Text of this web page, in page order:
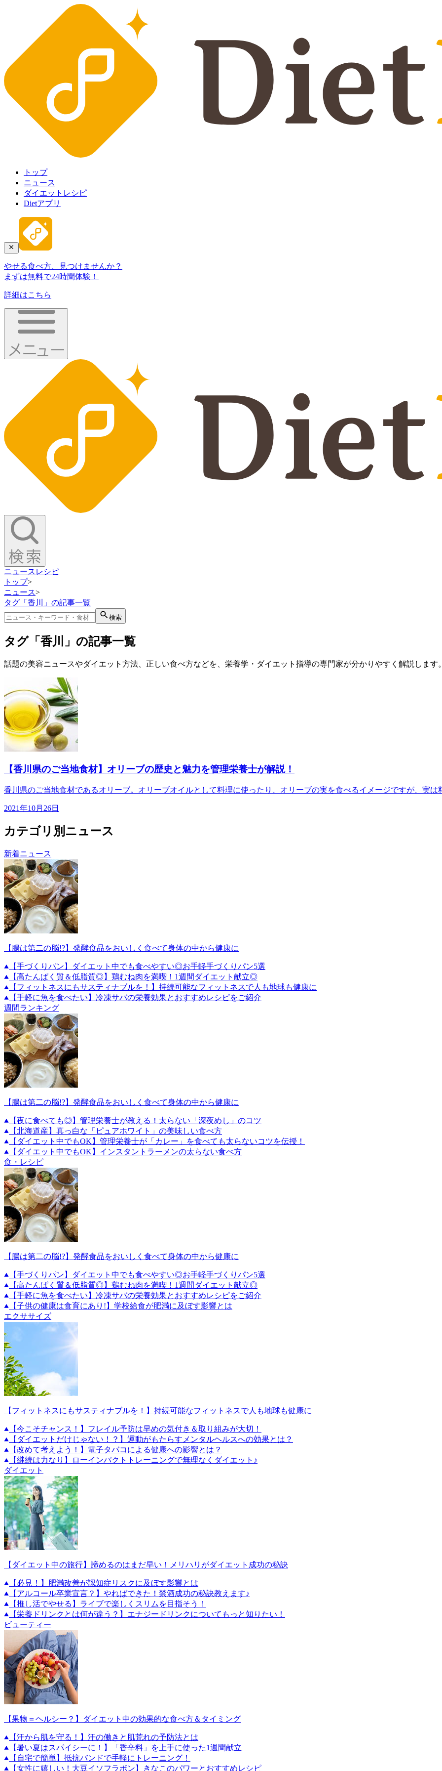
トップ
ニュース
ダイエットレシピ
Dietアプリ
やせる食べ方、見つけませんか？
まずは無料で24時間体験！
詳細はこちら
ニュース レシピ
トップ>
ニュース>
タグ「香川」の記事一覧
検索
タグ「香川」の記事一覧
話題の美容ニュースやダイエット方法、正しい食べ方などを、栄養学・ダイエット指導の専門家が分かりやすく解説します
【香川県のご当地食材】オリーブの歴史と魅力を管理栄養士が解説！
香川県のご当地食材であるオリーブ。オリーブオイルとして料理に使ったり、オリーブの実を食べるイメージですが、実は
2021年10月26日
カテゴリ別ニュース
新着ニュース
【腸は第二の脳!?】発酵食品をおいしく食べて身体の中から健康に
【手づくりパン】ダイエット中でも食べやすい◎お手軽手づくりパン5選
【高たんぱく質＆低脂質◎】鶏むね肉を満喫！1週間ダイエット献立◎
【フィットネスにもサスティナブルを！】持続可能なフィットネスで人も地球も健康に
【手軽に魚を食べたい】冷凍サバの栄養効果とおすすめレシピをご紹介
週間ランキング
【腸は第二の脳!?】発酵食品をおいしく食べて身体の中から健康に
【夜に食べても◎】管理栄養士が教える！太らない「深夜めし」のコツ
【北海道産】真っ白な「ピュアホワイト」の美味しい食べ方
【ダイエット中でもOK】管理栄養士が「カレー」を食べても太らないコツを伝授！
【ダイエット中でもOK】インスタントラーメンの太らない食べ方
食・レシピ
【腸は第二の脳!?】発酵食品をおいしく食べて身体の中から健康に
【手づくりパン】ダイエット中でも食べやすい◎お手軽手づくりパン5選
【高たんぱく質＆低脂質◎】鶏むね肉を満喫！1週間ダイエット献立◎
【手軽に魚を食べたい】冷凍サバの栄養効果とおすすめレシピをご紹介
【子供の健康は食育にあり!】学校給食が肥満に及ぼす影響とは
エクササイズ
【フィットネスにもサスティナブルを！】持続可能なフィットネスで人も地球も健康に
【今こそチャンス！】フレイル予防は早めの気付き＆取り組みが大切！
【ダイエットだけじゃない！？】運動がもたらすメンタルヘルスへの効果とは？
【改めて考えよう！】電子タバコによる健康への影響とは？
【継続は力なり】ローインパクトトレーニングで無理なくダイエット♪
ダイエット
【ダイエット中の旅行】諦めるのはまだ早い！メリハリがダイエット成功の秘訣
【必見！】肥満改善が認知症リスクに及ぼす影響とは
【アルコール卒業宣言？】やればできた！禁酒成功の秘訣教えます♪
【推し活でやせる】ライブで楽しくスリムを目指そう！
【栄養ドリンクとは何が違う？】エナジードリンクについてもっと知りたい！
ビューティー
【果物＝ヘルシー？】ダイエット中の効果的な食べ方＆タイミング
【汗から肌を守る！】汗の働きと肌荒れの予防法とは
【暑い夏はスパイシーに！】「香辛料」を上手に使った1週間献立
【自宅で簡単】抵抗バンドで手軽にトレーニング！
【女性に嬉しい！大豆イソフラボン】きなこのパワーとおすすめレシピ